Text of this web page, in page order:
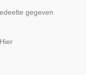
gegeven